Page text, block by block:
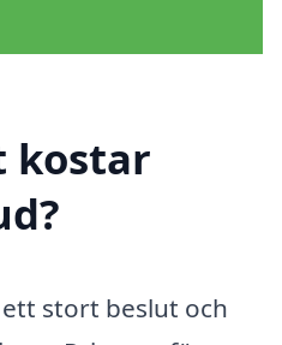
kostar
stort beslut och